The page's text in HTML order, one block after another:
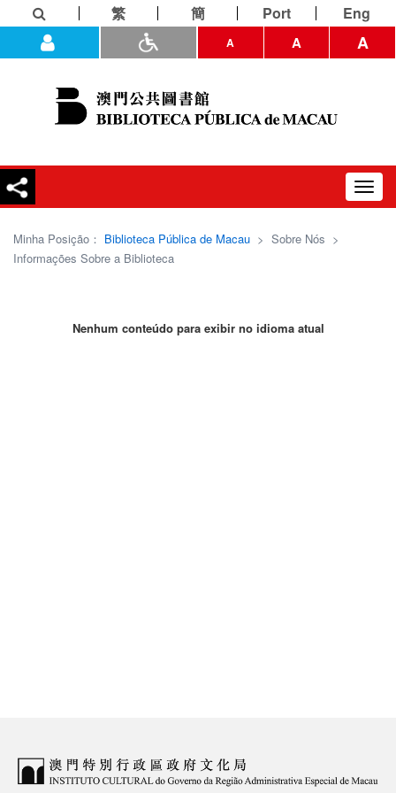
繁 簡 Port Eng
A A A
Minha Posição： Biblioteca Pública de Macau > Sobre Nós >
Informações Sobre a Biblioteca
Nenhum conteúdo para exibir no idioma atual